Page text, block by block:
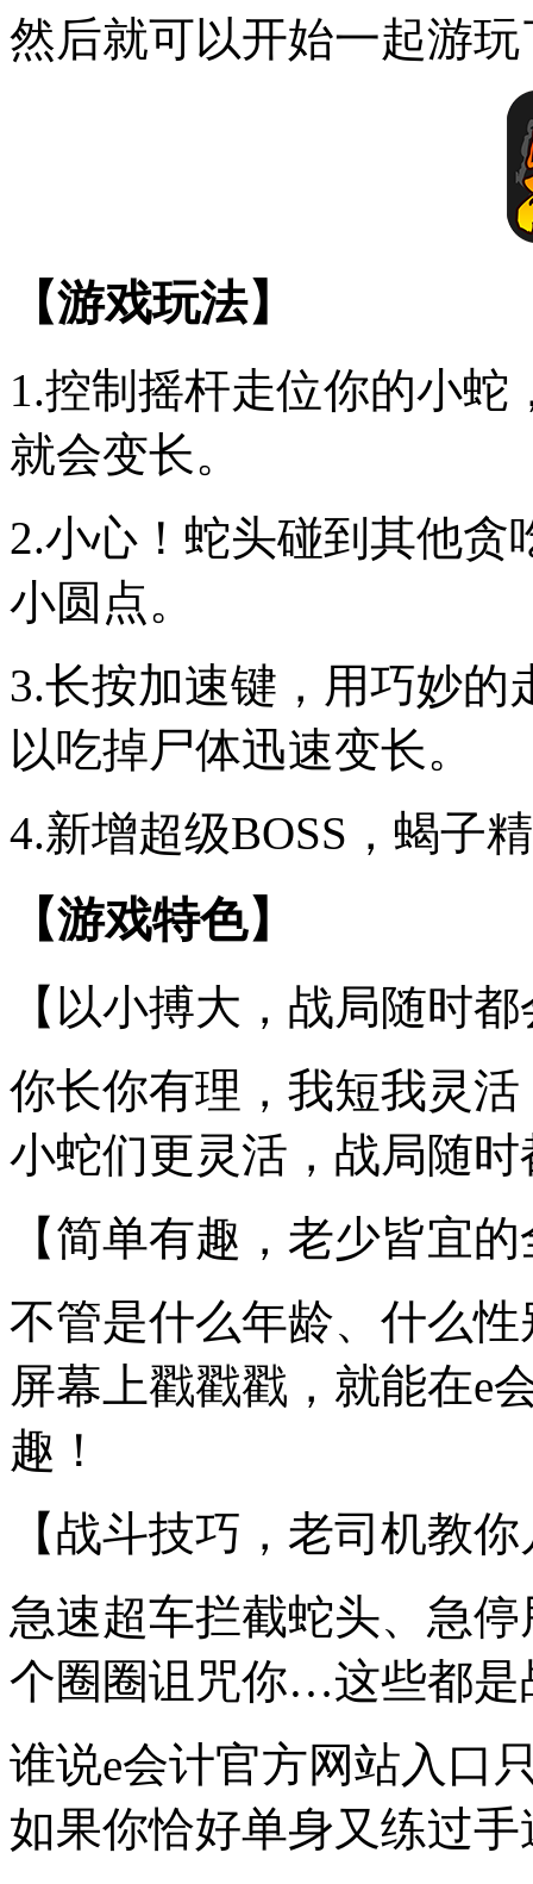
然后就可以开始一起游玩
【游戏玩法】
1.控制摇杆走位你的小
就会变长。
2.小心！蛇头碰到其他
小圆点。
3.长按加速键，用巧妙
以吃掉尸体迅速变长。
4.新增超级BOSS，蝎子
【游戏特色】
【以小搏大，战局随时
你长你有理，我短我灵
小蛇们更灵活，战局随
【简单有趣，老少皆宜
不管是什么年龄、什么
屏幕上戳戳戳，就能在e
趣！
【战斗技巧，老司机教
急速超车拦截蛇头、急
个圈圈诅咒你…这些都是
谁说e会计官方网站入口
如果你恰好单身又练过